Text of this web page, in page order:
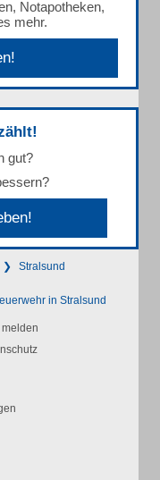
Notapotheken,
mehr.
gut?
Stralsund
in Stralsund
melden